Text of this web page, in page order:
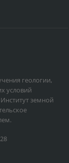
геологии,
условий
земной